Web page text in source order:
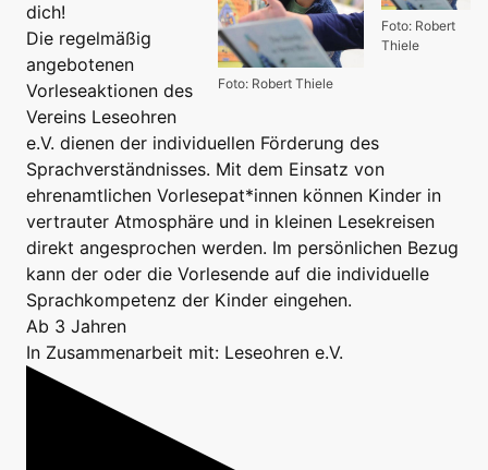
Foto: Robert
Thiele
Foto: Robert Thiele
dich!
Die regelmäßig
angebotenen
Vorleseaktionen des
Vereins Leseohren
e.V. dienen der individuellen Förderung des
Sprachverständnisses. Mit dem Einsatz von
ehrenamtlichen Vorlesepat*innen können Kinder in
vertrauter Atmosphäre und in kleinen Lesekreisen
direkt angesprochen werden. Im persönlichen Bezug
kann der oder die Vorlesende auf die individuelle
Sprachkompetenz der Kinder eingehen.
Ab 3 Jahren
In Zusammenarbeit mit: Leseohren e.V.